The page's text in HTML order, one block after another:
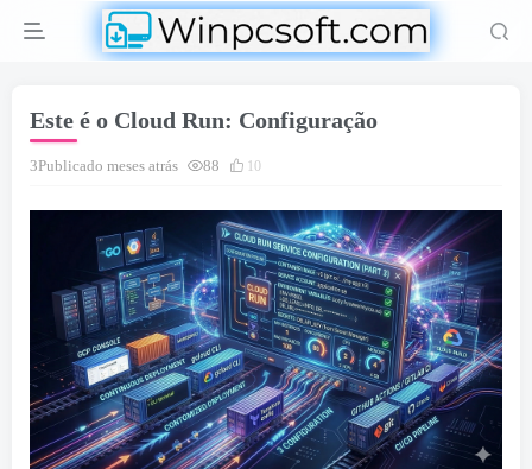
Este é o Cloud Run: Configuração
3Publicado meses atrás 88 10